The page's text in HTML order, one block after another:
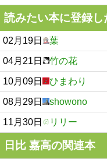
読みたい本に登録
02月19日 葉
04月21日 竹の花
10月09日 ひまわり
08月29日 showono
11月30日 リリー
日比 嘉高の関連本